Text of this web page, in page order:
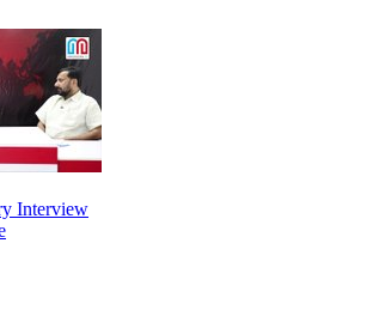
Interview